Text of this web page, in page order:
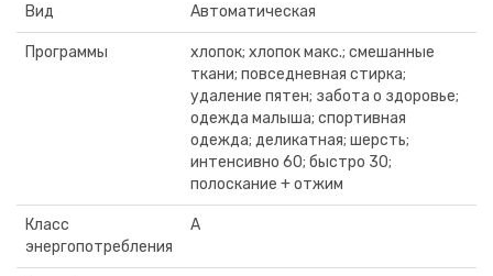
Вид Автоматическая
Программы
хлопок; хлопок макс.; смешанные
ткани; повседневная стирка;
удаление пятен; забота о здоровье;
одежда малыша; спортивная
одежда; деликатная; шерсть;
интенсивно 60; быстро 30;
полоскание + отжим
Класс
энергопотребления
A